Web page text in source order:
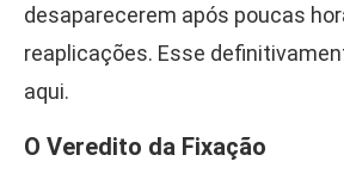
desaparecerem após poucas
reaplicações. Esse
aqui.
O Veredito da Fixação